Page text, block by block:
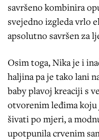
savršeno kombinira
svejedno izgleda vrlo
apsolutno savršen za
Osim toga, Nika je i
haljina pa je tako lani
baby plavoj kreaciji s
otvorenim leđima
šivati po mjeri, a
upotpunila crvenim